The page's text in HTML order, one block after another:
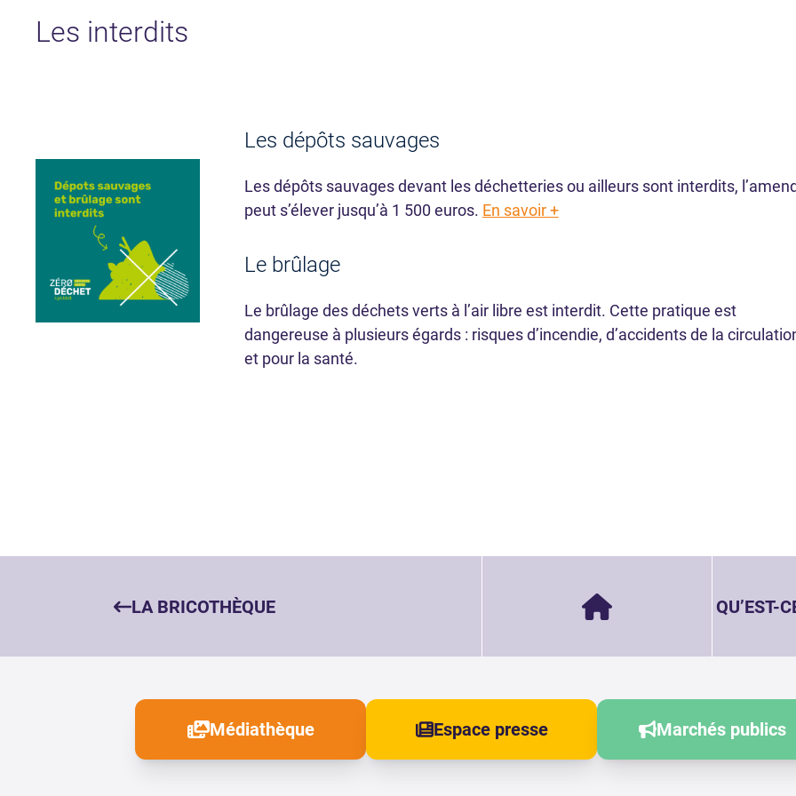
Les interdits
Les dépôts sauvages
Les dépôts sauvages devant les déchetteries ou ailleurs sont interdits,
peut s’élever jusqu’à 1 500 euros. En savoir +
Le brûlage
Le brûlage des déchets verts à l’air libre est interdit. Cette pratique est
dangereuse à plusieurs égards : risques d’incendie, d’accidents de la
et pour la santé.
LA BRICOTHÈQUE QU’EST-
Médiathèque Espace presse Marchés publics